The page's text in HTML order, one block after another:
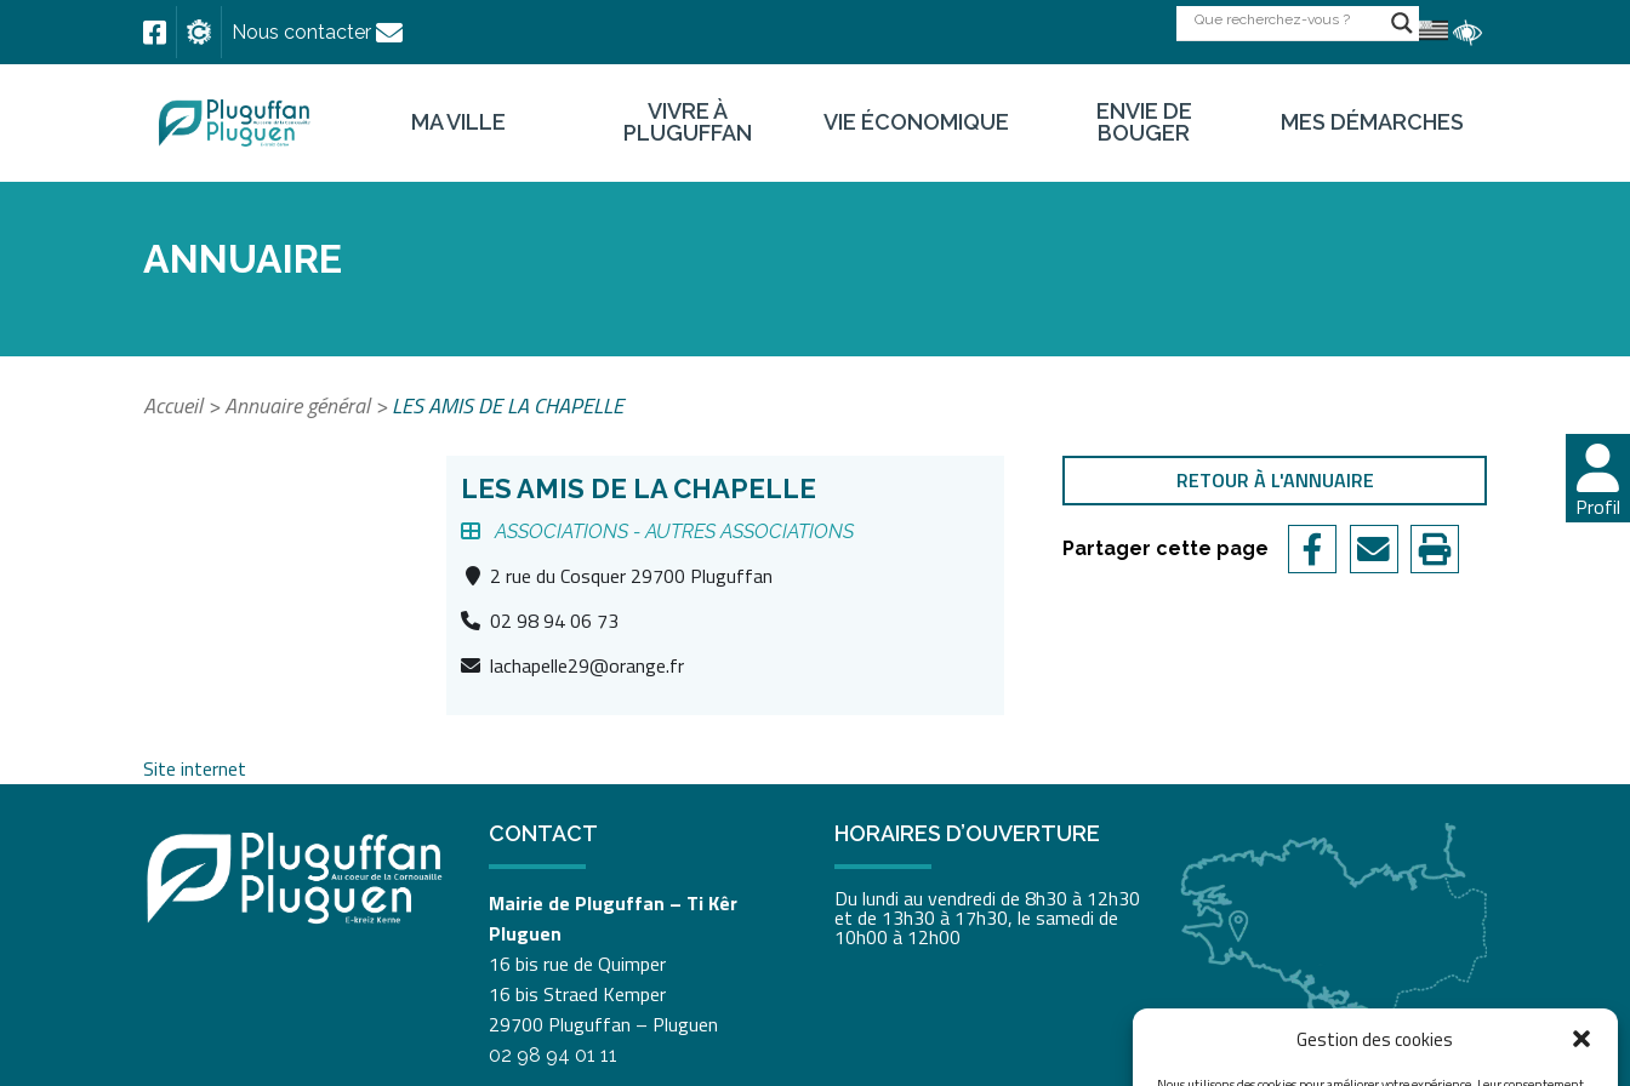
Gestion des cookies
Nous contacter
MA VILLE
VIVRE À
PLUGUFFAN
VIE ÉCONOMIQUE
ENVIE DE
BOUGER
MES DÉMARCHES
ANNUAIRE
Accueil>Annuaire général>LES AMIS DE LA CHAPELLE
LES AMIS DE LA CHAPELLE
ASSOCIATIONS - AUTRES ASSOCIATIONS
2 rue du Cosquer 29700 Pluguffan
02 98 94 06 73
lachapelle29@orange.fr
Site internet
RETOUR À L'ANNUAIRE
Partager cette page
Profil
CONTACT
Mairie de Pluguffan – Ti Kêr
Pluguen
16 bis rue de Quimper
16 bis Straed Kemper
29700 Pluguffan – Pluguen
02 98 94 01 11
HORAIRES D’OUVERTURE
Du lundi au vendredi de 8h30 à 12h30
et de 13h30 à 17h30, le samedi de
10h00 à 12h00